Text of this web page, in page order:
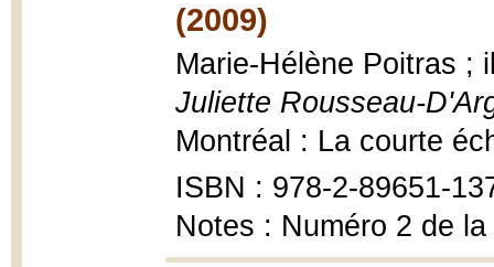
(2009)
Marie-Hélène Poitras ;
Juliette Rousseau-
Montréal : La courte
ISBN : 978-2-89651-
Notes : Numéro 2 de